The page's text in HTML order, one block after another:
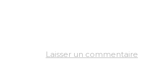
Laisser un commentaire